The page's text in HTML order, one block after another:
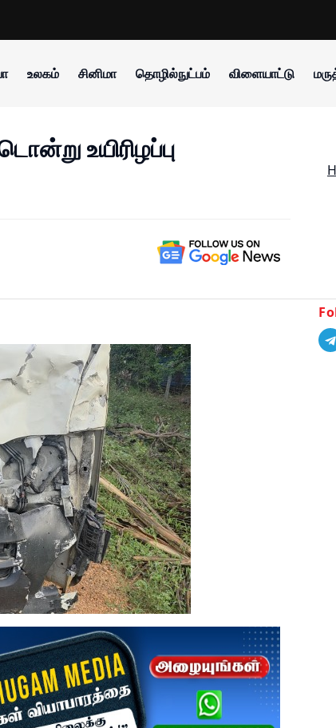
உலகம் சினிமா தொழில்நுட்பம் விளையாட்டு
உயிரிழப்பு